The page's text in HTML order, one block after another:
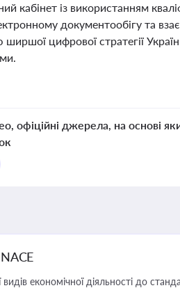
кабінет із використанням
документообігу та
цифрової стратегії
офіційні джерела, на основі
економічної діяльності до